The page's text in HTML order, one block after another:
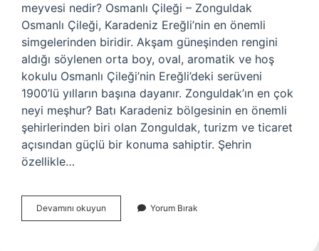
meyvesi nedir? Osmanlı Çileği – Zonguldak
Osmanlı Çileği, Karadeniz Ereğli’nin en önemli
simgelerinden biridir. Akşam güneşinden rengini
aldığı söylenen orta boy, oval, aromatik ve hoş
kokulu Osmanlı Çileği’nin Ereğli’deki serüveni
1900’lü yılların başına dayanır. Zonguldak’ın en çok
neyi meşhur? Batı Karadeniz bölgesinin en önemli
şehirlerinden biri olan Zonguldak, turizm ve ticaret
açısından güçlü bir konuma sahiptir. Şehrin
özellikle…
Devamını okuyun Zonguldak
En
Yorum Bırak